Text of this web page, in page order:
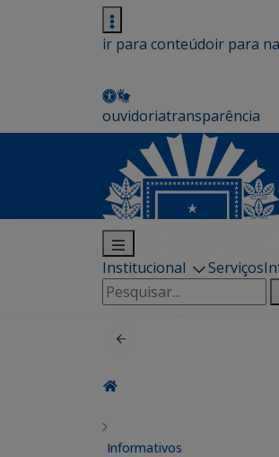
ir para conteúdoir para
ouvidoriatransparência
Institucional Serviços
Pesquisar
por:
Informativos